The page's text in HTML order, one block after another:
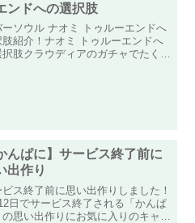
ンドへの選択肢
ーソウル ナオミ トゥルーエンドへ
肢紹介！ナオミ トゥルーエンドへ
肢クラウディアのガチャでたくさ
んぱに】サービス終了前に
出作り
ス終了前に思い出作りしました！
日でサービス終了される「かんぱ
の思い出作りにお気に入りのキャラ